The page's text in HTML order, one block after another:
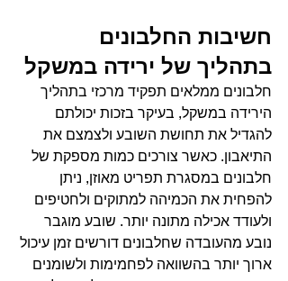
חשיבות החלבונים
בתהליך של ירידה במשקל
חלבונים ממלאים תפקיד מרכזי בתהליך
הירידה במשקל, בעיקר בזכות יכולתם
להגדיל את תחושת השובע ולצמצם את
התיאבון. כאשר צורכים כמות מספקת של
חלבונים במסגרת תפריט מאוזן, ניתן
להפחית את הכמיהה למתוקים ולחטיפים
ולעודד אכילה מתונה יותר. שובע מוגבר
נובע מהעובדה שחלבונים דורשים זמן עיכול
ארוך יותר בהשוואה לפחמימות ולשומנים